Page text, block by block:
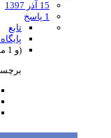
15 آذر 1397
1 پاسخ
تابع
پایگاه
(و 1 مورد دیگر)
برچسب